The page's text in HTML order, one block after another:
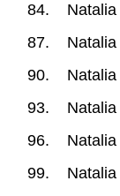
Natalia
Natalia
Natalia
Natalia
Natalia